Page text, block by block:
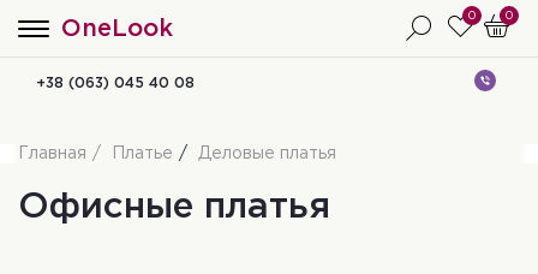
OneLook
0 0
+38 (063) 045 40 08
Главная Платье Деловые платья
Офисные платья